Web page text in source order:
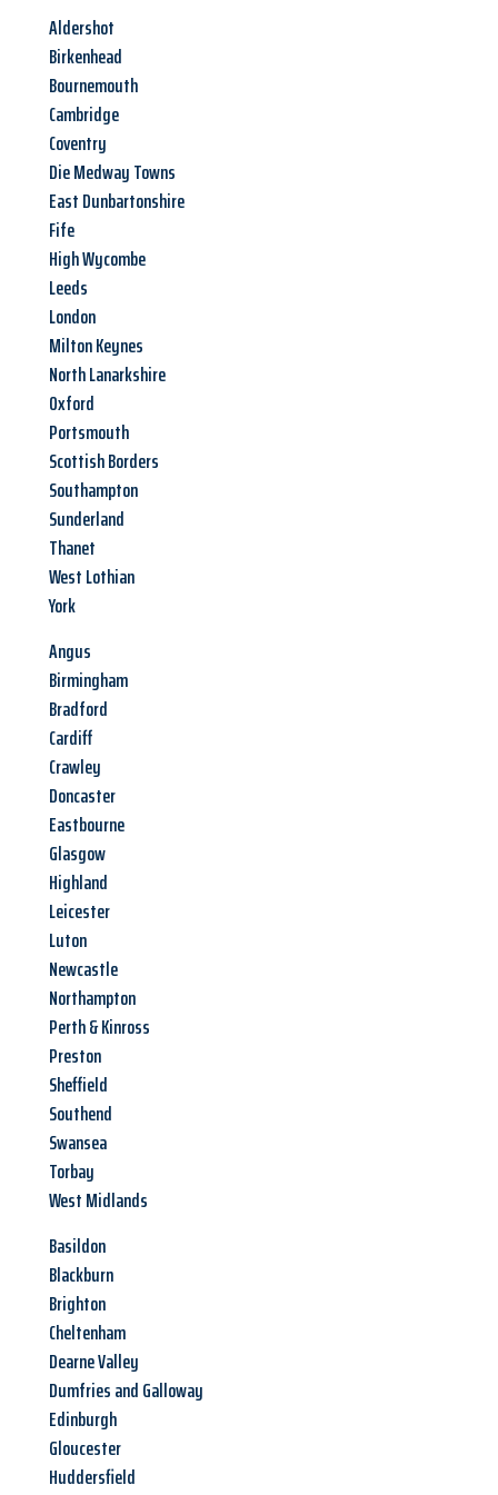
Aldershot
Birkenhead
Bournemouth
Cambridge
Coventry
Die Medway Towns
East Dunbartonshire
Fife
High Wycombe
Leeds
London
Milton Keynes
North Lanarkshire
Oxford
Portsmouth
Scottish Borders
Southampton
Sunderland
Thanet
West Lothian
York
Angus
Birmingham
Bradford
Cardiff
Crawley
Doncaster
Eastbourne
Glasgow
Highland
Leicester
Luton
Newcastle
Northampton
Perth & Kinross
Preston
Sheffield
Southend
Swansea
Torbay
West Midlands
Basildon
Blackburn
Brighton
Cheltenham
Dearne Valley
Dumfries and Galloway
Edinburgh
Gloucester
Huddersfield